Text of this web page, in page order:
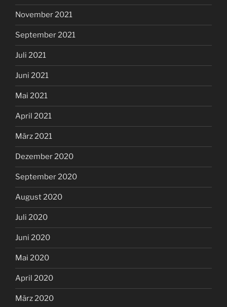
November 2021
September 2021
Juli 2021
Juni 2021
Mai 2021
April 2021
März 2021
Dezember 2020
September 2020
August 2020
Juli 2020
Juni 2020
Mai 2020
April 2020
März 2020